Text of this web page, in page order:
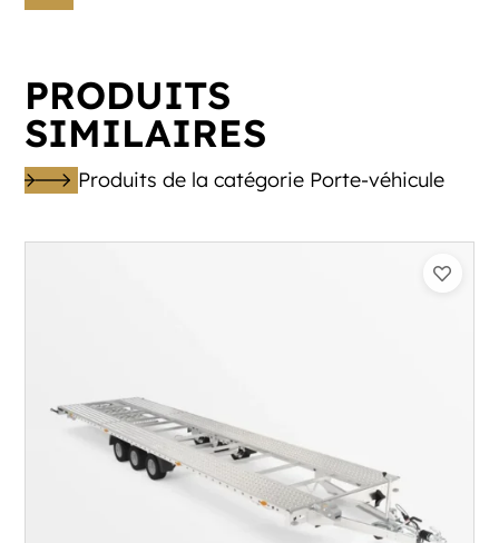
PRODUITS
SIMILAIRES
Produits de la catégorie Porte-véhicule